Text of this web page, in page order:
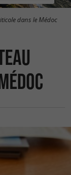
dans le Médoc